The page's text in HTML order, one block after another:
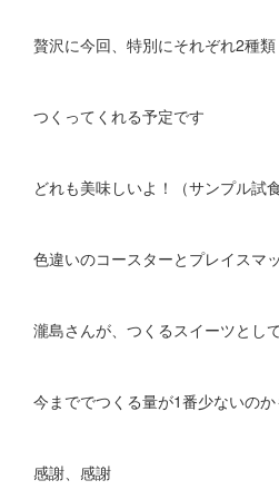
贅沢に今回、特別にそれぞれ2種類
つくってくれる予定です
どれも美味しいよ！（サンプル試食
色違いのコースターとプレイスマ
瀧島さんが、つくるスイーツとし
今まででつくる量が1番少ないのか
感謝、感謝